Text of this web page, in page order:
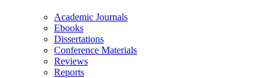
Academic Journals
Ebooks
Dissertations
Conference Materials
Reviews
Reports